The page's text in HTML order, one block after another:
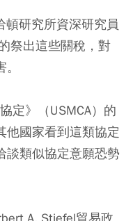
頓研究所資深研究員
祭出這些關稅，對
定》（USMCA）的
他國家看到這類協定
談類似協定意願恐勢